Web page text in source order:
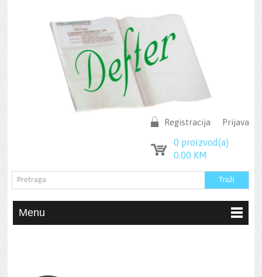
Prijava
Registracija
0 proizvod(a)
0.00 KM
Menu